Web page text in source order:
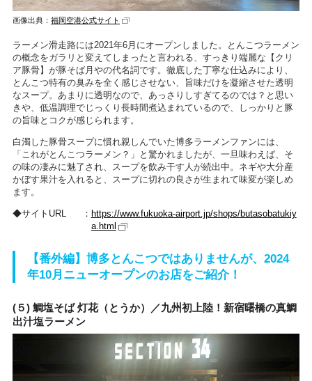
画像出典： 福岡空港公式サイト
ラーメン滑走路には2021年6月にオープンしました。とんこつラーメン
の概念をガラリと変えてしまったと言われる、すっきり端麗な【クリ
ア豚骨】が豚そば月やの代名詞です。徹底した丁寧な仕込みにより、
とんこつ特有の臭みを全く感じさせない、旨味だけを凝縮させた透明
なスープ。あまりに透明なので、あっさりしすぎてるのでは？と思い
きや、低温調理でじっくり長時間煮込まれているので、しっかりと豚
の旨味とコクが感じられます。
白濁した豚骨スープに慣れ親しんでいた博多ラーメンファンには、
「これがとんこつラーメン？」と驚かれましたが、一旦味わえば、そ
の味の凄みに魅了され、スープを飲み干す人が続出中。ネギや大分産
かぼす果汁を入れると、スープに切れの良さが生まれて味変が楽しめ
ます。
サイトURL
https://www.fukuoka-airport.jp/shops/butasobatukiy
a.html
【番外編】博多とんこつではありませんが、2024
年10月ニューオープンのお店をご紹介！
(５) 鯛塩そば 灯花（とうか）／九州初上陸！新宿曙橋の真鯛
出汁塩ラーメン